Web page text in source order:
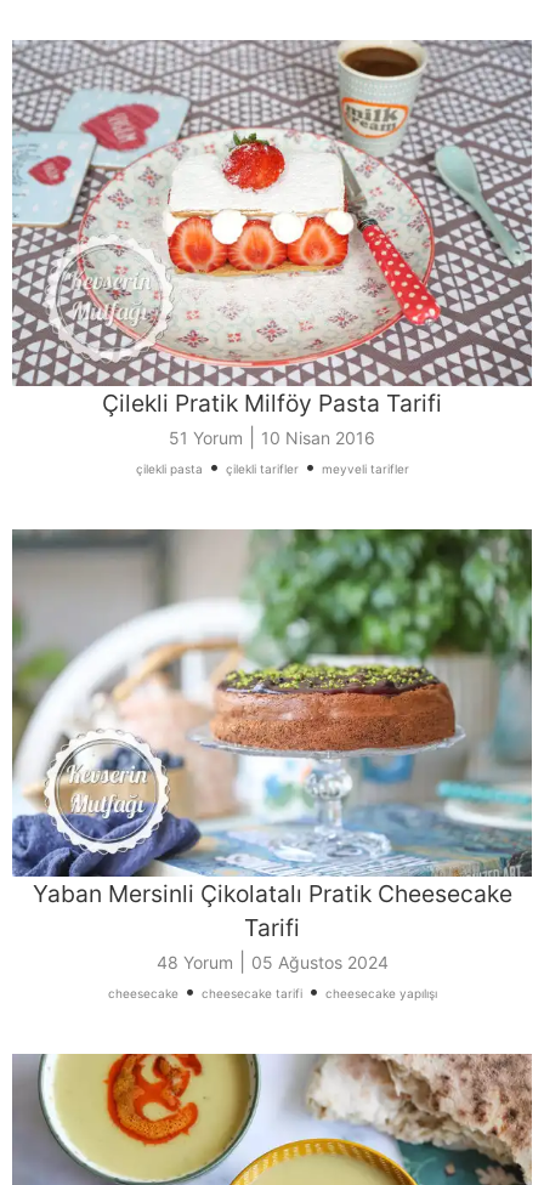
Çilekli Pratik Milföy Pasta Tarifi
51 Yorum 10 Nisan 2016
çilekli pasta • çilekli tarifler• meyveli tarifler
Yaban Mersinli Çikolatalı Pratik Cheesecake
Tarifi
48 Yorum 05 Ağustos 2024
cheesecake• cheesecake tarifi• cheesecake yapılışı